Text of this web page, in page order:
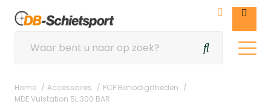
Home Accessoires
PCP Benodigdheden
MDE Vulstation 5L 300 BAR